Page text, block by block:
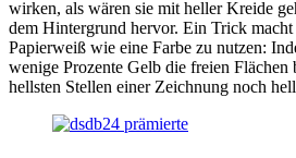
wirken, als wären sie mit heller Kreide
dem Hintergrund hervor. Ein Trick macht
Papierweiß wie eine Farbe zu nutzen:
wenige Prozente Gelb die freien Flächen
hellsten Stellen einer Zeichnung noch